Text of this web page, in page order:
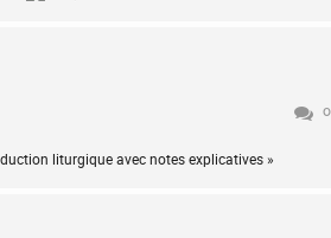
0
liturgique avec notes explicatives »